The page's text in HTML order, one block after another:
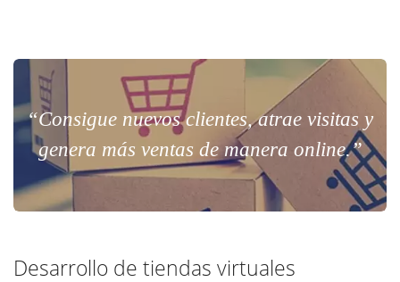
“Consigue nuevos clientes, atrae visitas y
genera más ventas de manera online.”
Desarrollo de tiendas virtuales